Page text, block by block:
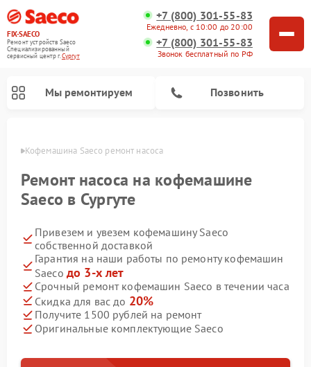
FIX-SAECO
Ремонт устройств Saeco
Специализированный
cервисный центр г.Сургут
+7 (800) 301-55-83
Ежедневно, с 10:00 до 20:00
+7 (800) 301-55-83
Звонок бесплатный по РФ
Мы ремонтируем Позвонить
Кофемашина Saeco ремонт насоса
Ремонт насоса на кофемашине
Saeco в Сургуте
Привезем и увезем кофемашину Saeco
собственной доставкой
Гарантия на наши работы по ремонту кофемашин
Saeco до 3-х лет
Срочный ремонт кофемашин Saeco в течении часа
Скидка для вас до 20%
Получите 1500 рублей на ремонт
Оригинальные комплектующие Saeco